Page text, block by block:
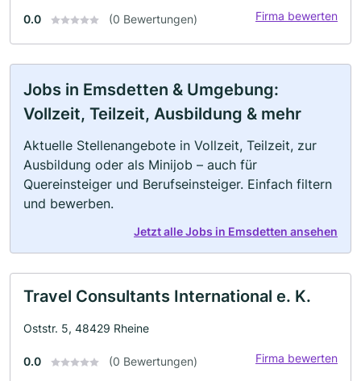
0.0 (0 Bewertungen) Firma bewerten
Jobs in Emsdetten & Umgebung:
Vollzeit, Teilzeit, Ausbildung & mehr
Aktuelle Stellenangebote in Vollzeit, Teilzeit, zur
Ausbildung oder als Minijob – auch für
Quereinsteiger und Berufseinsteiger. Einfach filtern
und bewerben.
Jetzt alle Jobs in Emsdetten ansehen
Travel Consultants International e. K.
Oststr. 5, 48429 Rheine
0.0 (0 Bewertungen) Firma bewerten